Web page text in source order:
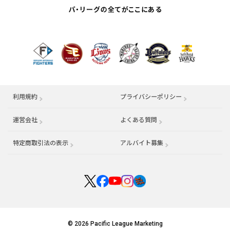
利用規約 プライバシーポリシー
運営会社 （別ウィンドウで開く） よくある質問
特定商取引法の表示 アルバイト募集 （別ウィンドウで開く
© 2026 Pacific League Marketing